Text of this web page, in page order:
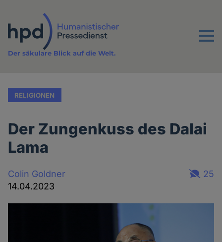
Inhalt
Menu
Der säkulare Blick auf die Welt.
RELIGIONEN
Der Zungenkuss des Dalai
Lama
Colin Goldner
14.04.2023
25